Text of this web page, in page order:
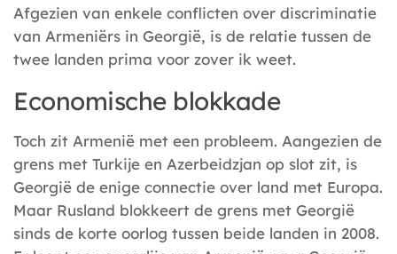
Afgezien van enkele conflicten over discriminatie
van Armeniërs in Georgië, is de relatie tussen de
twee landen prima voor zover ik weet.
Economische blokkade
Toch zit Armenië met een probleem. Aangezien de
grens met Turkije en Azerbeidzjan op slot zit, is
Georgië de enige connectie over land met Europa.
Maar Rusland blokkeert de grens met Georgië
sinds de korte oorlog tussen beide landen in 2008.